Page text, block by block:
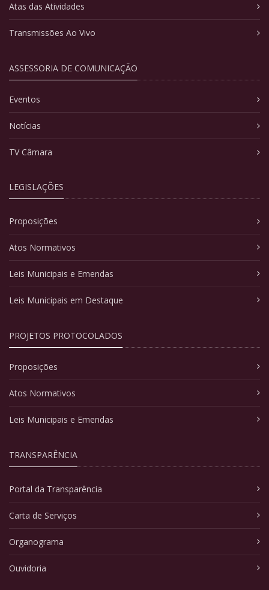
Atas das Atividades
Transmissões Ao Vivo
ASSESSORIA DE COMUNICAÇÃO
Eventos
Notícias
TV Câmara
LEGISLAÇÕES
Proposições
Atos Normativos
Leis Municipais e Emendas
Leis Municipais em Destaque
PROJETOS PROTOCOLADOS
Proposições
Atos Normativos
Leis Municipais e Emendas
TRANSPARÊNCIA
Portal da Transparência
Carta de Serviços
Organograma
Ouvidoria